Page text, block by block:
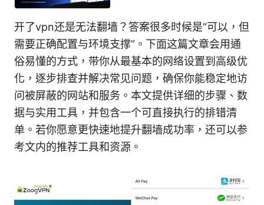
开了vpn还是无法翻墙？答案很多时候是“可以，但
需要正确配置与环境支撑”。下面这篇文章会用通
俗易懂的方式，带你从最基本的网络设置到高级优
化，逐步排查并解决常见问题，确保你能稳定地访
问被屏蔽的网站和服务。本文提供详细的步骤、数
据与实用工具，并包含一个可直接执行的排错清
单。若你愿意更快速地提升翻墙成功率，还可以参
考文内的推荐工具和资源。